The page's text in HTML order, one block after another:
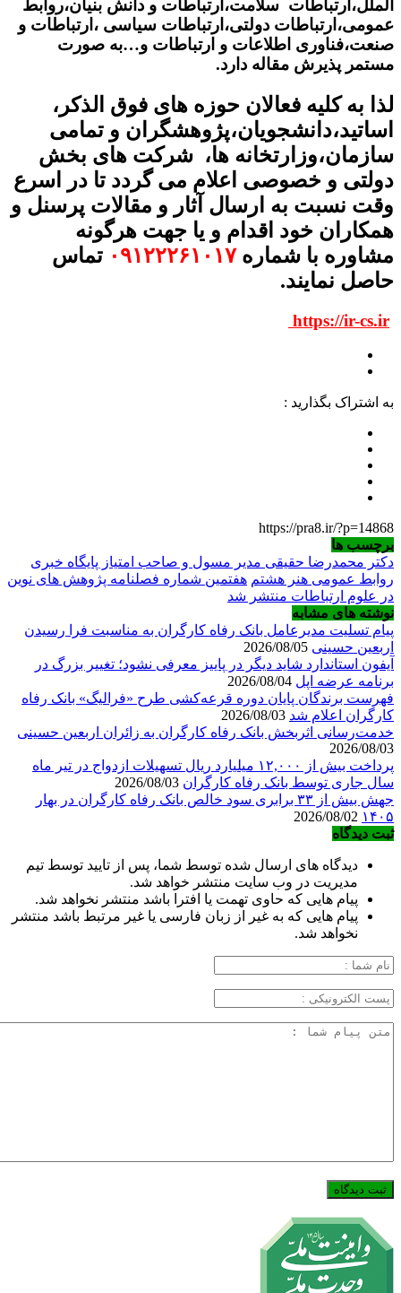
الملل،ارتباطات سلامت،ارتباطات و دانش بنیان،روابط
عمومی،ارتباطات دولتی،ارتباطات سیاسی ،ارتباطات و
صنعت،فناوری اطلاعات و ارتباطات و…به صورت
مستمر پذیرش مقاله دارد.
لذا به کلیه فعالان حوزه های فوق الذکر،
اساتید،دانشجویان،پژوهشگران و تمامی
سازمان،وزارتخانه ها، شرکت های بخش
دولتی و خصوصی اعلام می گردد تا در اسرع
وقت نسبت به ارسال آثار و مقالات پرسنل و
همکاران خود اقدام و یا جهت هرگونه
مشاوره با شماره۰۹۱۲۲۲۶۱۰۱۷ تماس
حاصل نمایند.
https://ir-cs.ir
به اشتراک بگذارید :
https://pra8.ir/?p=14868
برچسب ها
دکتر محمدرضا حقیقی مدیر مسول و صاحب امتیاز پایگاه خبری
روابط عمومی هنر هشتم هفتمین شماره فصلنامه پژوهش های نوین
در علوم ارتباطات منتشر شد
نوشته های مشابه
پیام تسلیت مدیرعامل بانک رفاه کارگران به مناسبت فرا رسیدن
اربعین حسینی
آیفون استاندارد شاید دیگر در پاییز معرفی نشود؛ تغییر بزرگ در
برنامه عرضه اپل
فهرست برندگان پایان دوره قرعه‌کشی طرح «فرالیگ» بانک رفاه
کارگران اعلام شد
خدمت‌رسانی اثربخش بانک رفاه کارگران به زائران اربعین حسینی
2026/08/03
پرداخت بیش از ۱۲,۰۰۰ میلیارد ریال تسهیلات ازدواج در تیر ماه
سال جاری توسط بانک رفاه کارگران
جهش بیش از ۳۳ برابری سود خالص بانک رفاه کارگران در بهار
۱۴۰۵
ثبت دیدگاه
دیدگاه های ارسال شده توسط شما، پس از تایید توسط تیم
مدیریت در وب سایت منتشر خواهد شد.
پیام هایی که حاوی تهمت یا افترا باشد منتشر نخواهد شد.
پیام هایی که به غیر از زبان فارسی یا غیر مرتبط باشد منتشر
نخواهد شد.